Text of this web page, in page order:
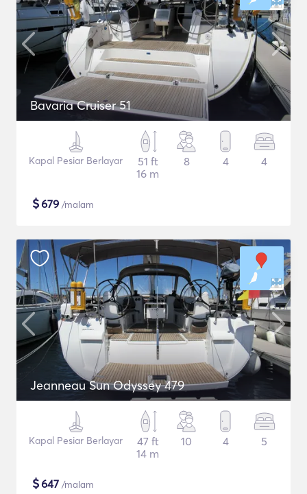
Bavaria Cruiser 51
Kapal Pesiar Berlayar
51 ft
16 m
8 4 4
$679 /malam
Jeanneau Sun Odyssey 479
Kapal Pesiar Berlayar
47 ft
14 m
10 4 5
$647 /malam